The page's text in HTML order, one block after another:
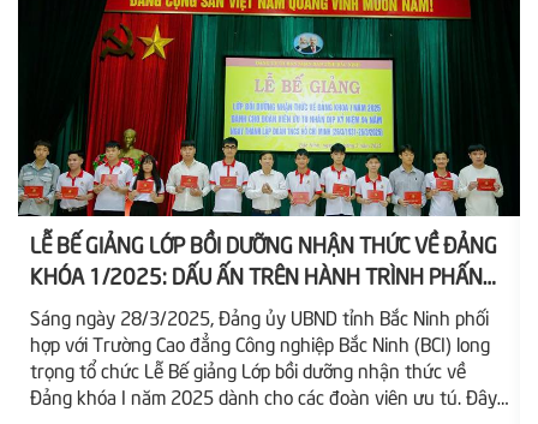
LỄ BẾ GIẢNG LỚP BỒI DƯỠNG NHẬN THỨC VỀ ĐẢNG
KHÓA 1/2025: DẤU ẤN TRÊN HÀNH TRÌNH PHẤN
ĐẤU
Sáng ngày 28/3/2025, Đảng ủy UBND tỉnh Bắc Ninh phối
hợp với Trường Cao đẳng Công nghiệp Bắc Ninh (BCI) long
trọng tổ chức Lễ Bế giảng Lớp bồi dưỡng nhận thức về
Đảng khóa I năm 2025 dành cho các đoàn viên ưu tú. Đây